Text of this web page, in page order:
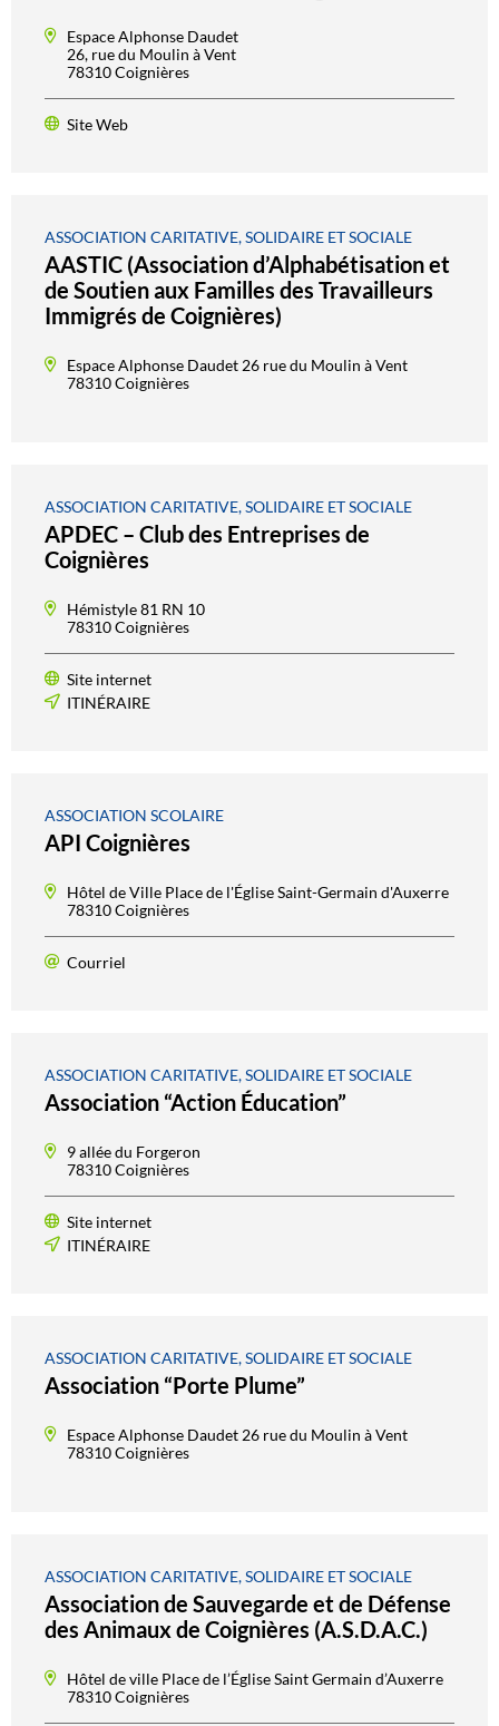
Espace Alphonse Daudet
26, rue du Moulin à Vent
78310 Coignières
Site Web
ASSOCIATION CARITATIVE, SOLIDAIRE ET SOCIALE
AASTIC (Association d’Alphabétisation et
de Soutien aux Familles des Travailleurs
Immigrés de Coignières)
Espace Alphonse Daudet 26 rue du Moulin à Vent
78310 Coignières
ASSOCIATION CARITATIVE, SOLIDAIRE ET SOCIALE
APDEC – Club des Entreprises de
Coignières
Hémistyle 81 RN 10
78310 Coignières
Site internet
ITINÉRAIRE
ASSOCIATION SCOLAIRE
API Coignières
Hôtel de Ville Place de l'Église Saint-Germain d'Auxerre
78310 Coignières
Courriel
ASSOCIATION CARITATIVE, SOLIDAIRE ET SOCIALE
Association “Action Éducation”
9 allée du Forgeron
78310 Coignières
Site internet
ITINÉRAIRE
ASSOCIATION CARITATIVE, SOLIDAIRE ET SOCIALE
Association “Porte Plume”
Espace Alphonse Daudet 26 rue du Moulin à Vent
78310 Coignières
ASSOCIATION CARITATIVE, SOLIDAIRE ET SOCIALE
Association de Sauvegarde et de Défense
des Animaux de Coignières (A.S.D.A.C.)
Hôtel de ville Place de l’Église Saint Germain d’Auxerre
78310 Coignières